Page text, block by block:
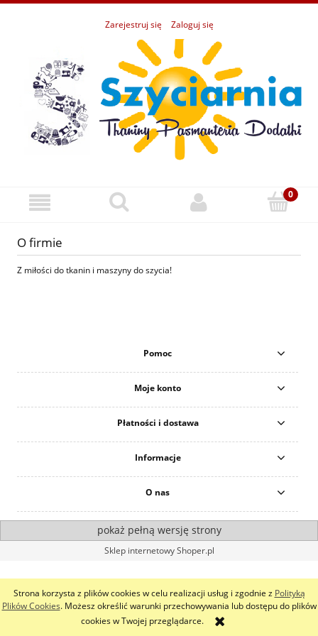
Strona korzysta z plików cookies w celu realizacji usług i zgodnie z Polityką
Plików Cookies. Możesz określić warunki przechowywania lub dostępu do plików
cookies w Twojej przeglądarce.
Zarejestruj się Zaloguj się
O firmie
Z miłości do tkanin i maszyny do szycia!
Pomoc
Moje konto
Płatności i dostawa
Informacje
O nas
pokaż pełną wersję strony
Sklep internetowy Shoper.pl